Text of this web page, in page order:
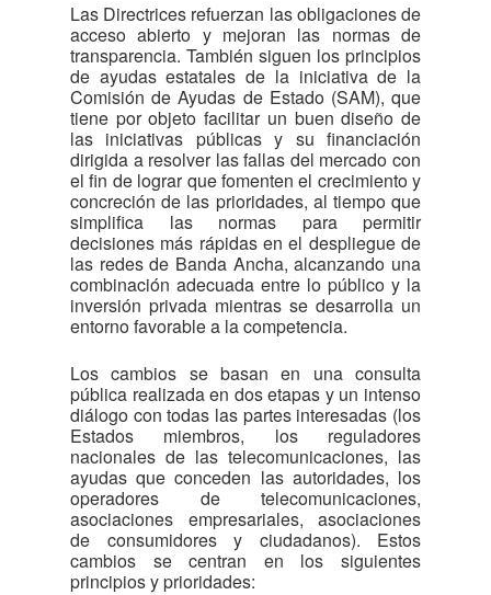
Las Directrices refuerzan las obligaciones de
acceso abierto y mejoran las normas de
transparencia. También siguen los principios
de ayudas estatales de la iniciativa de la
Comisión de Ayudas de Estado (SAM), que
tiene por objeto facilitar un buen diseño de
las iniciativas públicas y su financiación
dirigida a resolver las fallas del mercado con
el fin de lograr que fomenten el crecimiento y
concreción de las prioridades, al tiempo que
simplifica las normas para permitir
decisiones más rápidas en el despliegue de
las redes de Banda Ancha, alcanzando una
combinación adecuada entre lo público y la
inversión privada mientras se desarrolla un
entorno favorable a la competencia.
Los cambios se basan en una consulta
pública realizada en dos etapas y un intenso
diálogo con todas las partes interesadas (los
Estados miembros, los reguladores
nacionales de las telecomunicaciones, las
ayudas que conceden las autoridades, los
operadores de telecomunicaciones,
asociaciones empresariales, asociaciones
de consumidores y ciudadanos). Estos
cambios se centran en los siguientes
principios y prioridades: